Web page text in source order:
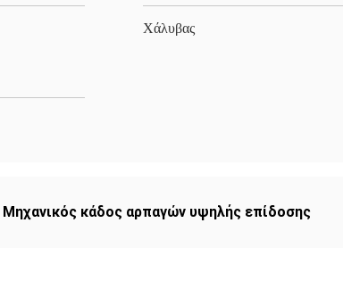
Χάλυβας
Μηχανικός κάδος αρπαγών υψηλής επίδοσης